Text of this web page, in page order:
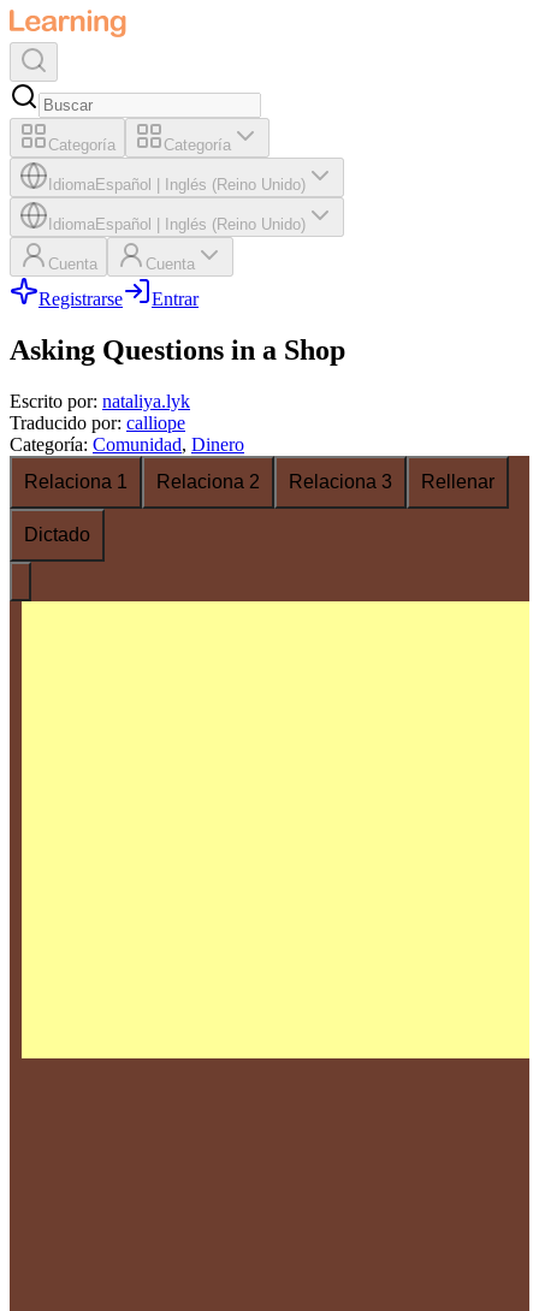
Categoría Categoría
IdiomaEspañol Inglés (Reino Unido)
IdiomaEspañol Inglés (Reino Unido)
Cuenta Cuenta
Registrarse Entrar
Asking Questions in a Shop
Escrito por: nataliya.lyk
Traducido por: calliope
Categoría: Comunidad, Dinero
Relaciona 1
Relaciona 2 Relaciona 3 Rellenar
Dictado